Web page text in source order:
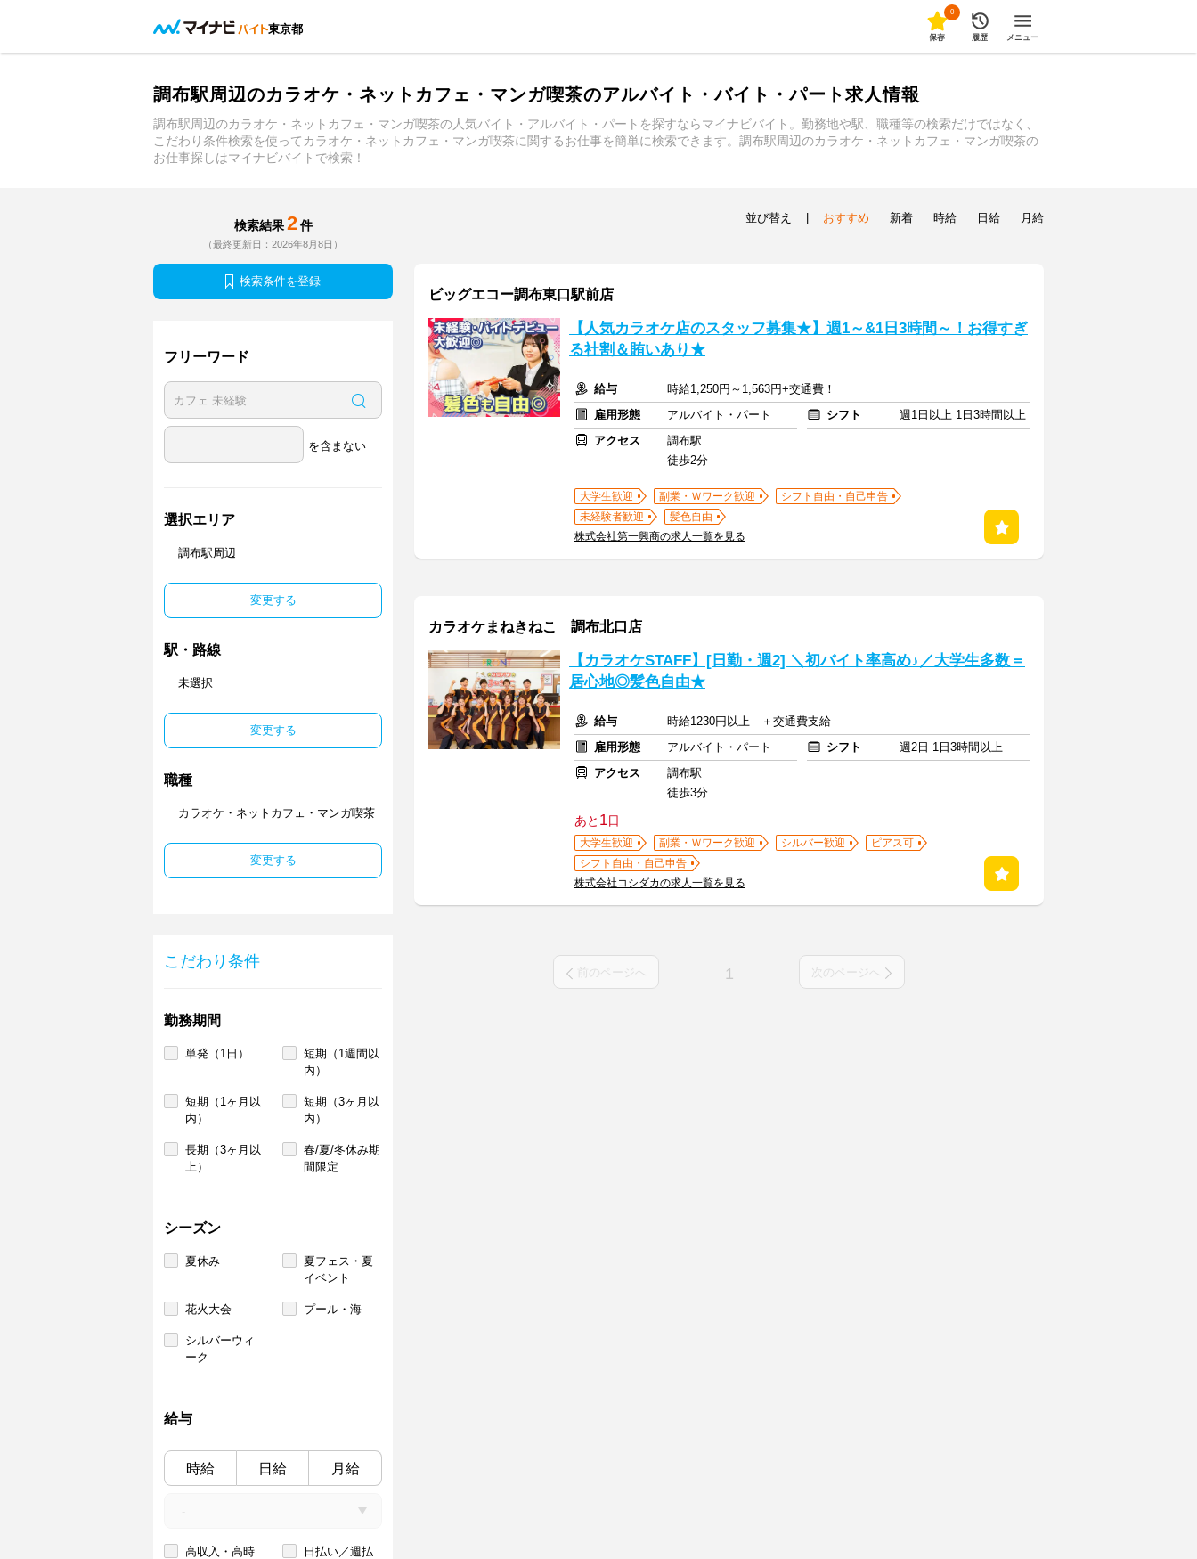
東京都
0
保存 履歴 メニュー
調布駅周辺のカラオケ・ネットカフェ・マンガ喫茶のアルバイト・バイト・パート求人情報
調布駅周辺のカラオケ・ネットカフェ・マンガ喫茶の人気バイト・アルバイト・パートを探すならマイナビバイト。勤務地や駅、職種等の検索だけではなく、
こだわり条件検索を使ってカラオケ・ネットカフェ・マンガ喫茶に関するお仕事を簡単に検索できます。調布駅周辺のカラオケ・ネットカフェ・マンガ喫茶の
お仕事探しはマイナビバイトで検索！
検索結果 2 件
（最終更新日：2026年8月8日）
検索条件を登録
フリーワード
を含まない
選択エリア
調布駅周辺
変更する
駅・路線
未選択
変更する
職種
カラオケ・ネットカフェ・マンガ喫茶
変更する
こだわり条件
勤務期間
単発（1日）
短期（1週間以
内）
短期（1ヶ月以
内）
短期（3ヶ月以
内）
長期（3ヶ月以
上）
春/夏/冬休み期
間限定
シーズン
夏休み
夏フェス・夏
イベント
花火大会 プール・海
シルバーウィ
ーク
給与
時給 日給 月給
高収入・高時
日払い／週払
並び替え おすすめ 新着 時給 日給 月給
ビッグエコー調布東口駅前店
【人気カラオケ店のスタッフ募集★】週1～&1日3時間～！お得すぎ
る社割＆賄いあり★
給与
時給1,250円～1,563円+交通費！
雇用形態
アルバイト・パート シフト
週1日以上 1日3時間以上
アクセス
調布駅
徒歩2分
大学生歓迎 副業・Ｗワーク歓迎
シフト自由・自己申告
未経験者歓迎
髪色自由
株式会社第一興商の求人一覧を見る
カラオケまねきねこ 調布北口店
【カラオケSTAFF】[日勤・週2] ＼初バイト率高め♪／大学生多数＝
居心地◎髪色自由★
給与
時給1230円以上 ＋交通費支給
雇用形態
アルバイト・パート シフト
週2日 1日3時間以上
アクセス
調布駅
徒歩3分
あと 1日
大学生歓迎 副業・Ｗワーク歓迎 シルバー歓迎
ピアス可
シフト自由・自己申告
株式会社コシダカの求人一覧を見る
前のページへ 1 次のページへ